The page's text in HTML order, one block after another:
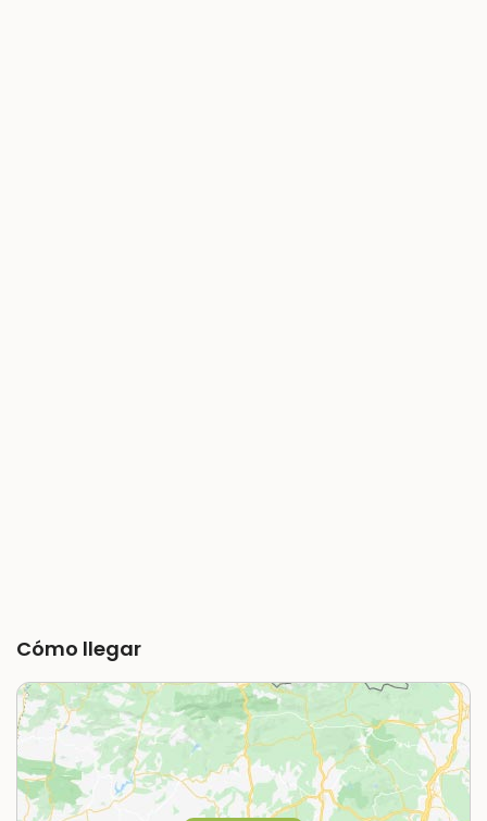
Cómo llegar